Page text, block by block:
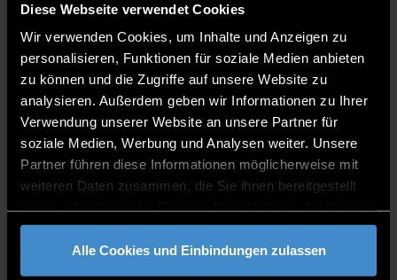
Diese Webseite verwendet Cookies
Wir verwenden Cookies, um Inhalte und Anzeigen zu
personalisieren, Funktionen für soziale Medien anbieten
zu können und die Zugriffe auf unsere Website zu
analysieren. Außerdem geben wir Informationen zu Ihrer
Verwendung unserer Website an unsere Partner für
soziale Medien, Werbung und Analysen weiter. Unsere
Partner führen diese Informationen möglicherweise mit
weiteren Daten zusammen, die Sie ihnen bereitgestellt
gesammelt haben.
Alle Cookies und Einbindungen zulassen
Die Zulassung ist in der Studien- und
Prüfungsordnung festgelegt. (§ 3
Qualifikation und
Zugangsvoraussetzungen sowie
Zulassung).
Sprachanforderungen
Gebühren
Keine Studiengebühren,
nurStudierendenwerksbeitrag
Für Internationale Studierende aus Nicht-
EU/EWR Ländern fallen Servicegebühren
pro Semester an. Alle Informationen dazu